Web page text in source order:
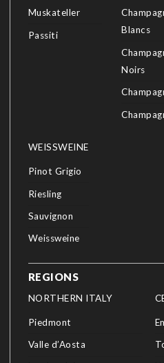
Muskateller
Passiti
Blancs
Noirs
WEISSWEINE
Pinot Grigio
Riesling
Sauvignon
Weissweine
REGIONS
NORTHERN ITALY
Piedmont
Valle d’Aosta